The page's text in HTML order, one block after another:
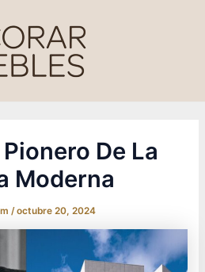
De La
Moderna
/octubre 20, 2024